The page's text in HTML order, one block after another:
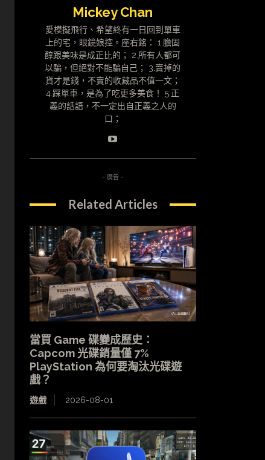
Mickey Chan
愛模擬飛行、希望終有一日回到單車
上的宅，眼鏡娘控。座右銘： 1.膽固
醇跟美味是成正比的； 2.所有人都可
以騙，但絕對不能騙自己； 3.賣掉的
貨才是錢，不賣的收藏品不值一文；
4.踩單車，是為了吃更多美食！ 5.正
義的話語，不一定出自正義之人的
口；
- 廣告 -
Related Articles
當買 Game 碟變成歷史：
Capcom 光碟銷量僅 7%
PlayStation 為何要淘汰光碟遊
戲？
遊戲 2026-08-01